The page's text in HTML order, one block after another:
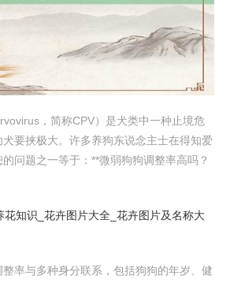
，简称CPV）是犬类中一种止境危
要挟极大。许多养狗东说念主士在得知爱
问题之一等于：**微弱狗狗调整率高吗？
花知识_花卉图片大全_花卉图片及名称大
率与多种身分联系，包括狗狗的年岁、健